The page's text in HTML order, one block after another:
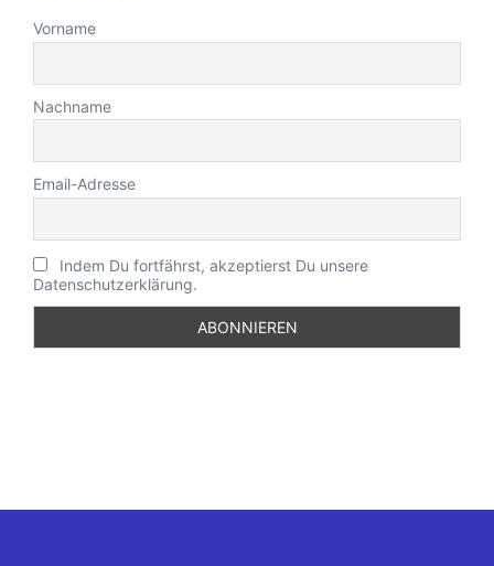
Vorname
Nachname
Email-Adresse
Indem Du fortfährst, akzeptierst Du unsere
Datenschutzerklärung.